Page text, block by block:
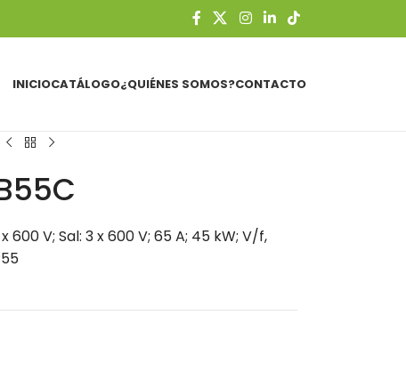
INICIOCATÁLOGO¿QUIÉNES SOMOS?CONTACTO
V; Sal: 3 x 600 V; 65 A; 45 kW; V/f,